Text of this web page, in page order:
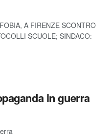
A FIRENZE SCONTRO
SCUOLE; SINDACO:
in guerra